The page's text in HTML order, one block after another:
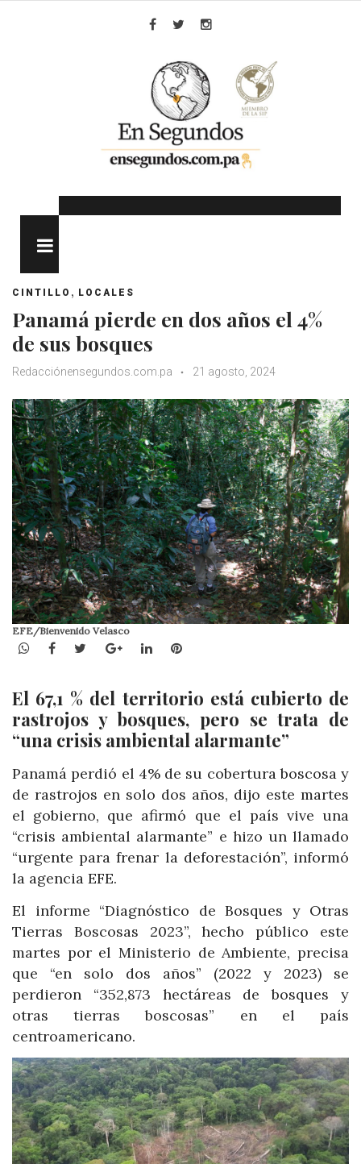
CINTILLO , LOCALES
Panamá pierde en dos años el 4%
de sus bosques
Redacciónensegundos.com.pa 21 agosto, 2024
EFE/Bienvenido Velasco
WhatsApp
Facebook
TwitterGoogle+LinkedInPinterest
El 67,1 % del territorio está cubierto de
rastrojos y bosques, pero se trata de
“una crisis ambiental alarmante”
Panamá perdió el 4% de su cobertura boscosa y
de rastrojos en solo dos años, dijo este martes
el gobierno, que afirmó que el país vive una
“crisis ambiental alarmante” e hizo un llamado
“urgente para frenar la deforestación”, informó
la agencia EFE.
El informe “Diagnóstico de Bosques y Otras
Tierras Boscosas 2023”, hecho público este
martes por el Ministerio de Ambiente, precisa
que “en solo dos años” (2022 y 2023) se
perdieron “352,873 hectáreas de bosques y
otras tierras boscosas” en el país
centroamericano.